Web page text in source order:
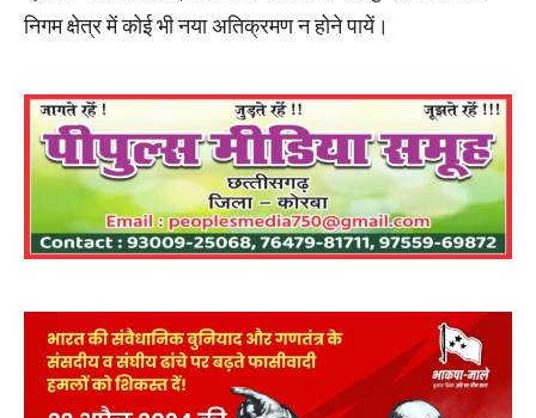
निगम क्षेत्र में कोई भी नया अतिक्रमण न होने पायें।